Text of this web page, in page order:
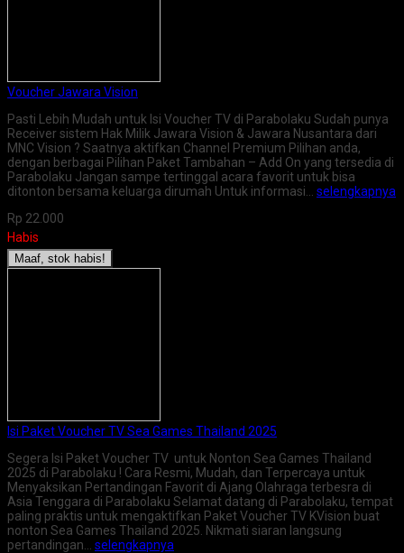
Voucher Jawara Vision
Pasti Lebih Mudah untuk Isi Voucher TV di Parabolaku Sudah punya
Receiver sistem Hak Milik Jawara Vision & Jawara Nusantara dari
MNC Vision ? Saatnya aktifkan Channel Premium Pilihan anda,
dengan berbagai Pilihan Paket Tambahan – Add On yang tersedia di
Parabolaku Jangan sampe tertinggal acara favorit untuk bisa
ditonton bersama keluarga dirumah Untuk informasi… selengkapnya
Rp 22.000
Habis
Maaf, stok habis!
Isi Paket Voucher TV Sea Games Thailand 2025
Segera Isi Paket Voucher TV untuk Nonton Sea Games Thailand
2025 di Parabolaku ! Cara Resmi, Mudah, dan Terpercaya untuk
Menyaksikan Pertandingan Favorit di Ajang Olahraga terbesra di
Asia Tenggara di Parabolaku Selamat datang di Parabolaku, tempat
paling praktis untuk mengaktifkan Paket Voucher TV KVision buat
nonton Sea Games Thailand 2025. Nikmati siaran langsung
pertandingan… selengkapnya